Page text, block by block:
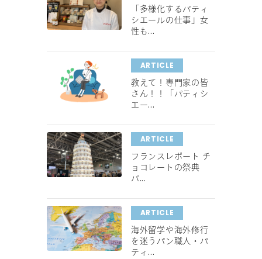
「多様化するパティ
シエールの仕事」女
性も...
ARTICLE
教えて！専門家の皆
さん！！「パティシ
エー...
ARTICLE
フランスレポート チ
ョコレートの祭典
パ...
ARTICLE
海外留学や海外修行
を迷うパン職人・パ
ティ...